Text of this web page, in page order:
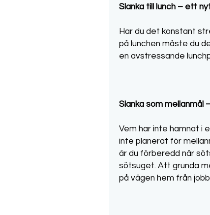
Slanka till lunch – ett
Har du det konstant
på lunchen måste du
en avstressande
Slanka som
Vem har inte hamnat i
inte planerat för
är du förberedd när
sötsuget. Att grunda
på vägen hem från